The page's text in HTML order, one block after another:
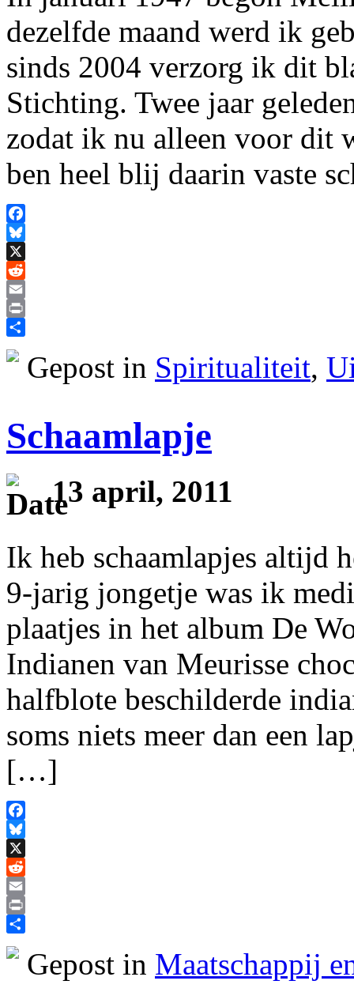
dezelfde maand werd ik
sinds 2004 verzorg ik dit
Stichting. Twee jaar
zodat ik nu alleen voor dit
ben heel blij daarin vaste
Facebook
Bluesky
X
Reddit
Email
Print
Gepost in Spiritualiteit,
Schaamlapje
13 april, 2011
Ik heb schaamlapjes altijd
9-jarig jongetje was ik
plaatjes in het album De
Indianen van Meurisse
halfblote beschilderde
soms niets meer dan een
[…]
Facebook
Bluesky
X
Reddit
Email
Print
Gepost in Maatschappij